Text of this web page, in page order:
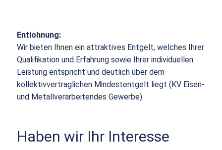
Entlohnung:
Wir bieten Ihnen ein attraktives Entgelt, welches Ihrer
Qualifikation und Erfahrung sowie Ihrer individuellen
Leistung entspricht und deutlich über dem
kollektivvertraglichen Mindestentgelt liegt (KV Eisen-
und Metallverarbeitendes Gewerbe).
Haben wir Ihr Interesse